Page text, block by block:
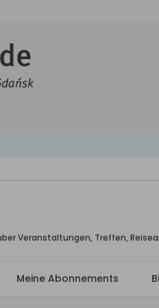
Veranstaltungen, Treffen,
Meine Abonnements